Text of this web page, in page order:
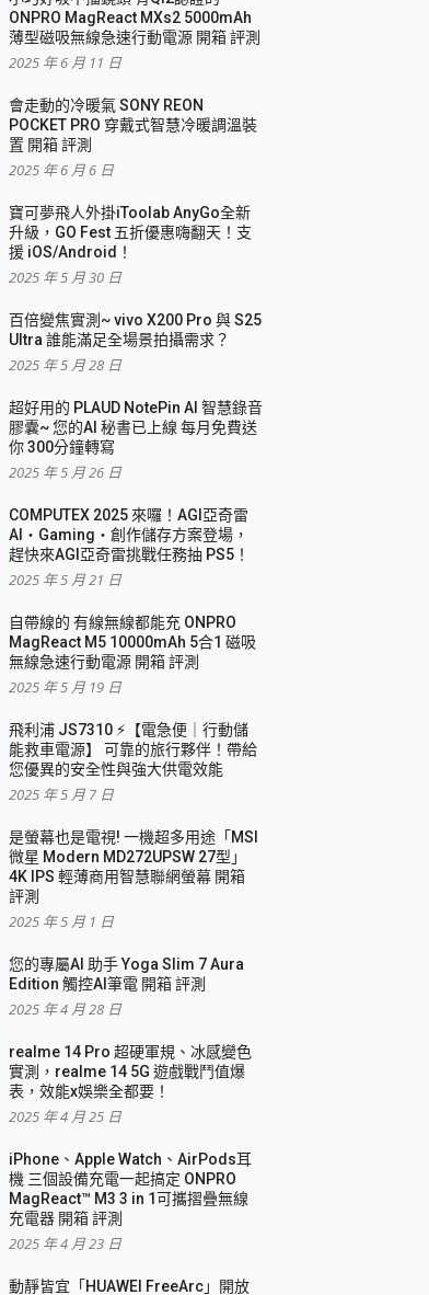
ONPRO MagReact MXs2 5000mAh
薄型磁吸無線急速行動電源 開箱 評測
2025 年 6 月 11 日
會走動的冷暖氣 SONY REON
POCKET PRO 穿戴式智慧冷暖調溫裝
置 開箱 評測
2025 年 6 月 6 日
寶可夢飛人外掛iToolab AnyGo全新
升級，GO Fest 五折優惠嗨翻天！支
援 iOS/Android！
2025 年 5 月 30 日
百倍變焦實測~ vivo X200 Pro 與 S25
Ultra 誰能滿足全場景拍攝需求？
2025 年 5 月 28 日
超好用的 PLAUD NotePin AI 智慧錄音
膠囊~ 您的AI 秘書已上線 每月免費送
你 300分鐘轉寫
2025 年 5 月 26 日
COMPUTEX 2025 來囉！AGI亞奇雷
AI・Gaming・創作儲存方案登場，
趕快來AGI亞奇雷挑戰任務抽 PS5！
2025 年 5 月 21 日
自帶線的 有線無線都能充 ONPRO
MagReact M5 10000mAh 5合1 磁吸
無線急速行動電源 開箱 評測
2025 年 5 月 19 日
飛利浦 JS7310 ⚡【電急便｜行動儲
能救車電源】 可靠的旅行夥伴！帶給
您優異的安全性與強大供電效能
2025 年 5 月 7 日
是螢幕也是電視! 一機超多用途「MSI
微星 Modern MD272UPSW 27型」
4K IPS 輕薄商用智慧聯網螢幕 開箱
評測
2025 年 5 月 1 日
您的專屬AI 助手 Yoga Slim 7 Aura
Edition 觸控AI筆電 開箱 評測
2025 年 4 月 28 日
realme 14 Pro 超硬軍規、冰感變色
實測，realme 14 5G 遊戲戰鬥值爆
表，效能x娛樂全都要！
2025 年 4 月 25 日
iPhone、Apple Watch、AirPods耳
機 三個設備充電一起搞定 ONPRO
MagReact™ M3 3 in 1可攜摺疊無線
充電器 開箱 評測
2025 年 4 月 23 日
動靜皆宜「HUAWEI FreeArc」開放